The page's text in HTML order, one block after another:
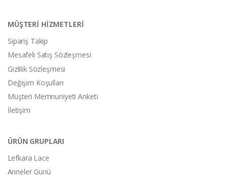
MÜŞTERİ HİZMETLERİ
Sipariş Takip
Mesafeli Satış Sözleşmesi
Gizlilik Sözleşmesi
Değişim Koşulları
Müşteri Memnuniyeti Anketi
İletişim
ÜRÜN GRUPLARI
Lefkara Lace
Anneler Günü